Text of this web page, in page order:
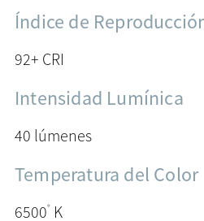
Índice de
92+ CRI
Intensidad Lumínica
40 lúmenes
Temperatura del Color
6500° K